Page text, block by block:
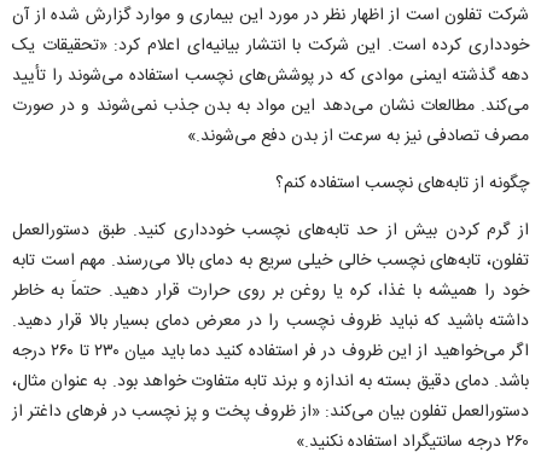
شرکت تفلون است از اظهار نظر در مورد این بیماری و موارد گزارش شده از آن
خودداری کرده است. این شرکت با انتشار بیانیه‌ای اعلام کرد: «تحقیقات یک
دهه گذشته ایمنی موادی که در پوشش‌های نچسب استفاده می‌شوند را تأیید
می‌کند. مطالعات نشان می‌دهد این مواد به بدن جذب نمی‌شوند و در صورت
مصرف تصادفی نیز به سرعت از بدن دفع می‌شوند.»
چگونه از تابه‌های نچسب استفاده کنم؟
از گرم کردن بیش از حد تابه‌های نچسب خودداری کنید. طبق دستورالعمل
تفلون، تابه‌های نچسب خالی خیلی سریع به دمای بالا می‌رسند. مهم است تابه
خود را همیشه با غذا، کره یا روغن بر روی حرارت قرار دهید. حتماَ به خاطر
داشته باشید که نباید ظروف نچسب را در معرض دمای بسیار بالا قرار دهید.
اگر می‌خواهید از این ظروف در فر استفاده کنید دما باید میان ۲۳۰ تا ۲۶۰ درجه
باشد. دمای دقیق بسته به اندازه و برند تابه متفاوت خواهد بود. به عنوان مثال،
دستورالعمل تفلون بیان می‌کند: «از ظروف پخت و پز نچسب در فرهای داغتر از
۲۶۰ درجه سانتیگراد استفاده نکنید.»